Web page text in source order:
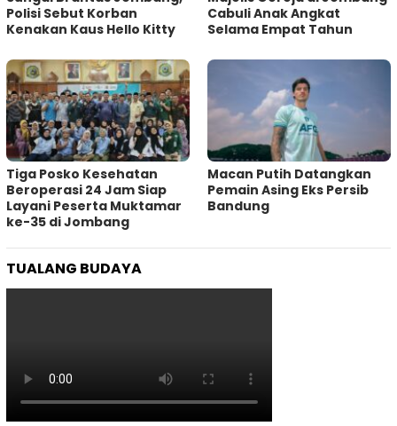
Polisi Sebut Korban
Kenakan Kaus Hello Kitty
Cabuli Anak Angkat
Selama Empat Tahun
Tiga Posko Kesehatan
Beroperasi 24 Jam Siap
Layani Peserta Muktamar
ke-35 di Jombang
Macan Putih Datangkan
Pemain Asing Eks Persib
Bandung
TUALANG BUDAYA